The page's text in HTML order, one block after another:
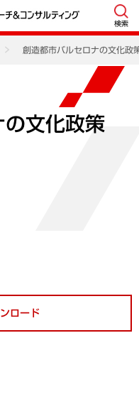
検索
創造都市バルセロナの文化政
文化政策
ロード